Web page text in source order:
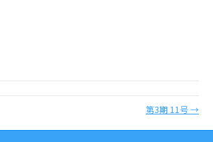
第3期 11号 →